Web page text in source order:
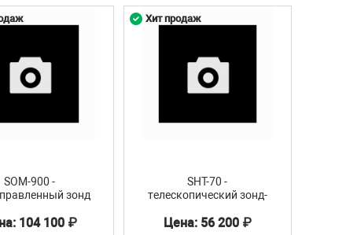
SOM-900 -
зонд
210/310
104 100 ₽
SHT-70 -
телескопический зонд-
приборов серии 210/310
Цена: 56 200 ₽
Хит продаж